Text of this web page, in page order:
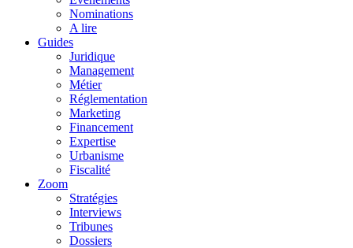
Nominations
A lire
Guides
Juridique
Management
Métier
Réglementation
Marketing
Financement
Expertise
Urbanisme
Fiscalité
Zoom
Stratégies
Interviews
Tribunes
Dossiers